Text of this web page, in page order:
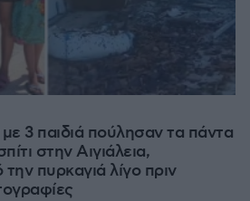
3 παιδιά πούλησαν τα πάντα
στην Αιγιάλεια,
πυρκαγιά λίγο πριν